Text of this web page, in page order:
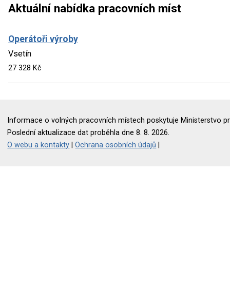
Aktuální nabídka pracovních míst
Operátoři výroby
Vsetín
27 328 Kč
Informace o volných pracovních místech poskytuje Ministerstvo
Poslední aktualizace dat proběhla dne 8. 8. 2026.
O webu a kontakty |Ochrana osobních údajů